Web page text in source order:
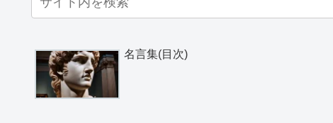
名言集(目次)